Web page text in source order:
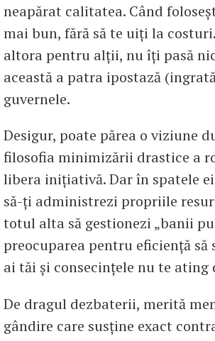
neapărat calitatea. Când
mai bun, fără să te uiți la
altora pentru alții, nu îți pasă
această a patra ipostază
guvernele.
Desigur, poate părea o viziune
filosofia minimizării drastice a
libera inițiativă. Dar în spatele
să-ți administrezi propriile
totul alta să gestionezi „banii
preocuparea pentru eficiență
ai tăi și consecințele nu te ating
De dragul dezbaterii, merită
gândire care susține exact